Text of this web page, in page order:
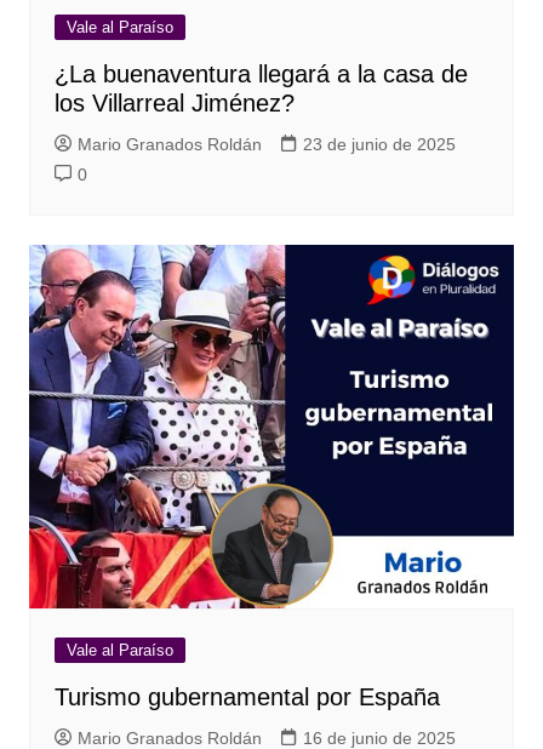
Vale al Paraíso
¿La buenaventura llegará a la casa de
los Villarreal Jiménez?
Mario Granados Roldán
23 de junio de 2025
0
Vale al Paraíso
Turismo gubernamental por España
Mario Granados Roldán
16 de junio de 2025